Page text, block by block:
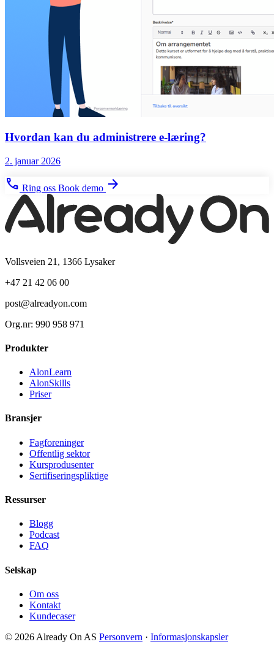
Hvordan kan du administrere e-læring?
2. januar 2026
phone Ring oss Book demo arrow_forward
Vollsveien 21, 1366 Lysaker
+47 21 42 06 00
post@alreadyon.com
Org.nr: 990 958 971
Produkter
AlonLearn
AlonSkills
Priser
Bransjer
Fagforeninger
Offentlig sektor
Kursprodusenter
Sertifiseringspliktige
Ressurser
Blogg
Podcast
FAQ
Selskap
Om oss
Kontakt
Kundecaser
© 2026 Already On AS Personvern · Informasjonskapsler